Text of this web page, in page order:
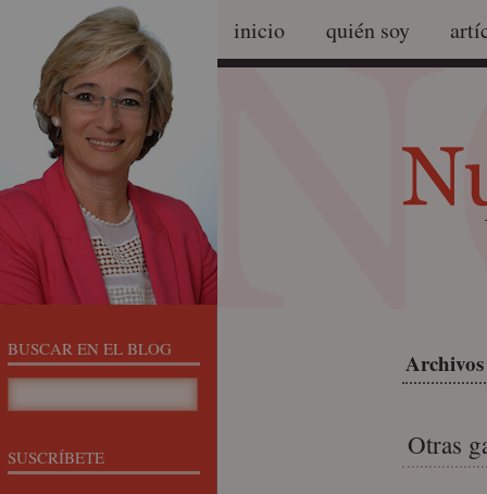
inicio quién soy
Archivos
Otras
BUSCAR EN EL BLOG
SUSCRÍBETE